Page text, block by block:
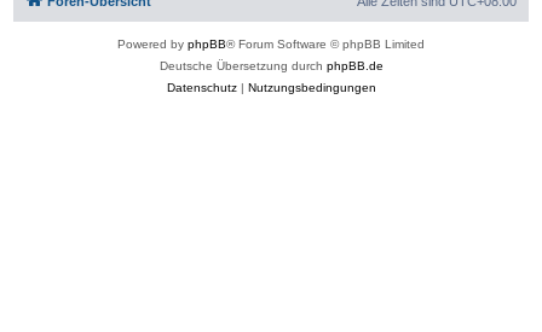
Powered by phpBB® Forum Software © phpBB Limited
Deutsche Übersetzung durch phpBB.de
Datenschutz| Nutzungsbedingungen